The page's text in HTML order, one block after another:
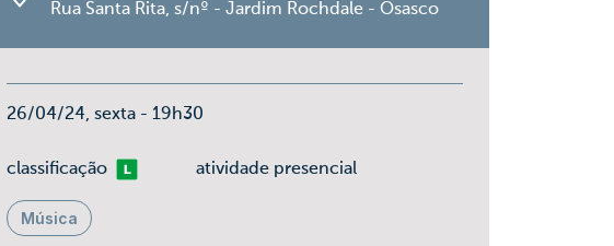
Rua Santa Rita, s/nº - Jardim Rochdale - Osasco
26/04/24, sexta - 19h30
classificaçãoLivre atividade presencial
Música